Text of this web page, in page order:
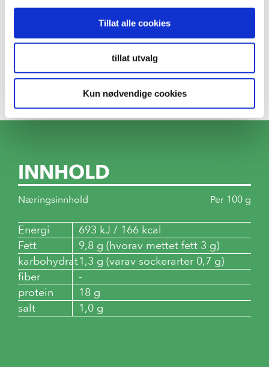
Tillat alle cookies
tillat utvalg
Kun nødvendige cookies
1800 g Art nr: 6140347.
Tilberedning
INNHOLD
Næringsinnhold Per 100 g
Energi
693 kJ / 166 kcal
Fett
9,8 g (hvorav mettet fett 3 g)
karbohydrat1,3 g (varav sockerarter 0,7 g)
fiber
-
protein
18 g
salt
1,0 g